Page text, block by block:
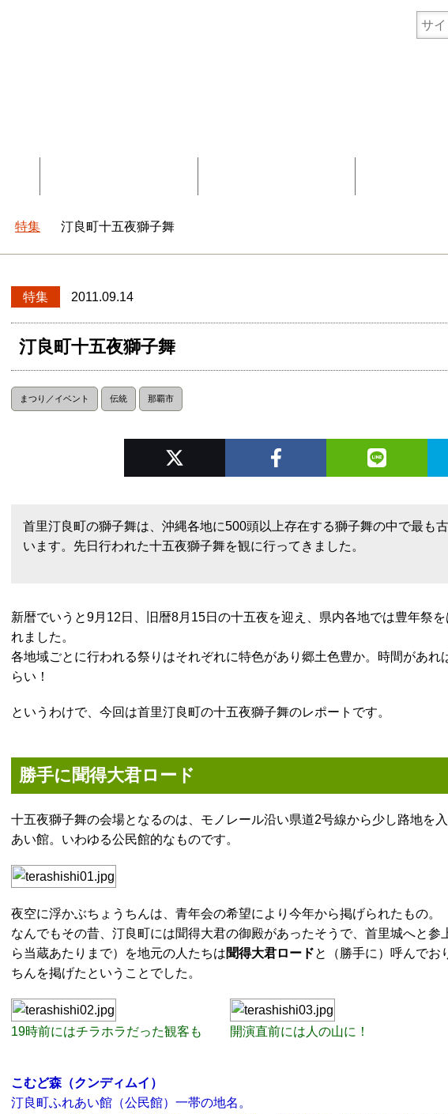
DEEokinawaトップ
特集 汀良町十五夜獅子舞
特集 2011.09.14
汀良町十五夜獅子舞
まつり／イベント 伝統 那覇市
首里汀良町の獅子舞は、沖縄各地に500頭以上存在する獅子舞の中で最も
います。先日行われた十五夜獅子舞を観に行ってきました。
新暦でいうと9月12日、旧暦8月15日の十五夜を迎え、県内各地では豊年祭
れました。
各地域ごとに行われる祭りはそれぞれに特色があり郷土色豊か。時間があれ
らい！
というわけで、今回は首里汀良町の十五夜獅子舞のレポートです。
勝手に聞得大君ロード
十五夜獅子舞の会場となるのは、モノレール沿い県道2号線から少し路地を
あい館。いわゆる公民館的なものです。
夜空に浮かぶちょうちんは、青年会の希望により今年から掲げられたもの。
なんでもその昔、汀良町には聞得大君の御殿があったそうで、首里城へと参
ら当蔵あたりまで）を地元の人たちは聞得大君ロードと（勝手に）呼んでお
ちんを掲げたということでした。
19時前にはチラホラだった観客も 開演直前には人の山に！
こむど森（クンディムイ）
汀良町ふれあい館（公民館）一帯の地名。